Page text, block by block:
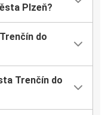
Plzeň?
do
Trenčín do